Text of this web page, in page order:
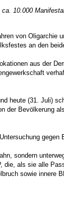
10.000
von Oligarchie
an den
aus der
heute (31. Juli)
Bevölkerung
gegen
sondern
als sie alle
sowie